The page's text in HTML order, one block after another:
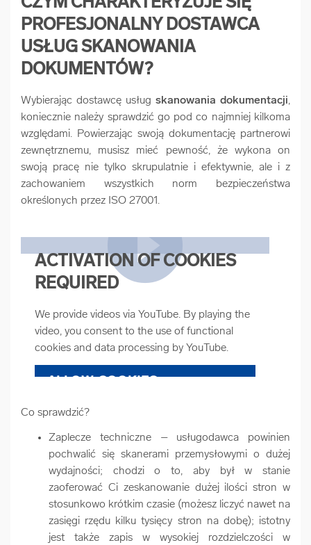
CZYM CHARAKTERYZUJE SIĘ
PROFESJONALNY DOSTAWCA
USŁUG SKANOWANIA
DOKUMENTÓW?
Wybierając dostawcę usług skanowania dokumentacji,
koniecznie należy sprawdzić go pod co najmniej kilkoma
względami. Powierzając swoją dokumentację partnerowi
zewnętrznemu, musisz mieć pewność, że wykona on
swoją pracę nie tylko skrupulatnie i efektywnie, ale i z
zachowaniem wszystkich norm bezpieczeństwa
określonych przez ISO 27001.
ACTIVATION OF COOKIES
REQUIRED
We provide videos via YouTube. By playing the
video, you consent to the use of functional
cookies and data processing by YouTube.
ALLOW COOKIES
Co sprawdzić?
Zaplecze techniczne – usługodawca powinien
pochwalić się skanerami przemysłowymi o dużej
wydajności; chodzi o to, aby był w stanie
zaoferować Ci zeskanowanie dużej ilości stron w
stosunkowo krótkim czasie (możesz liczyć nawet na
zasięgi rzędu kilku tysięcy stron na dobę); istotny
jest także zapis w wysokiej rozdzielczości w